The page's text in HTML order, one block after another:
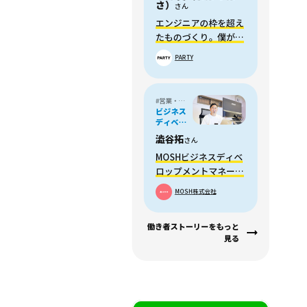
さ）さん
エンジニアの枠を超え
たものづくり。僕が考
える「未来の体験の生
み出し方」とは
PARTY
#営業・フィールドセールス
ビジネス
ディベロ
ップメン
ト
澁谷拓さん
MOSHビジネスディベ
ロップメントマネージ
ャーの澁谷さん「スタ
ートアップの1番楽し
い時期を逃したくなか
った」
MOSH株式会社
働き者ストーリーをもっと
見る